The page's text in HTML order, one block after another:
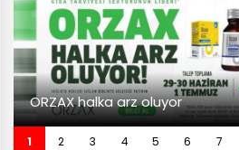
ORZAX halka arz oluyor
1 2 3 4 5 6 7